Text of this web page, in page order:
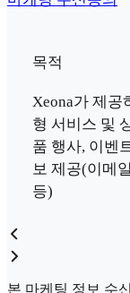
목적
Xeona가 제공
형 서비스 및
품 행사, 이벤
보 제공(이메
등)
본 마케팅 정보 수